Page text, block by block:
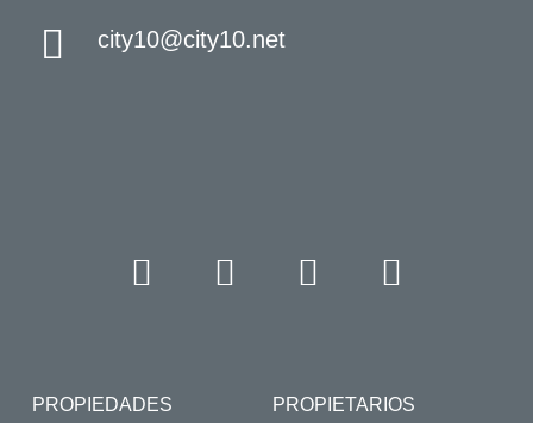
city10@city10.net
PROPIEDADES
PROPIETARIOS